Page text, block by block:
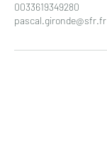
0033619349280
pascal.gironde@sfr.fr